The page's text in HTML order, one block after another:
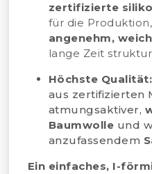
zertifizierte
für die Produktion,
angenehm,
lange Zeit
Höchste Qualität:
aus zertifizierten
atmungsaktiver,
Baumwolle und
anzufassendem
Ein einfaches, I-